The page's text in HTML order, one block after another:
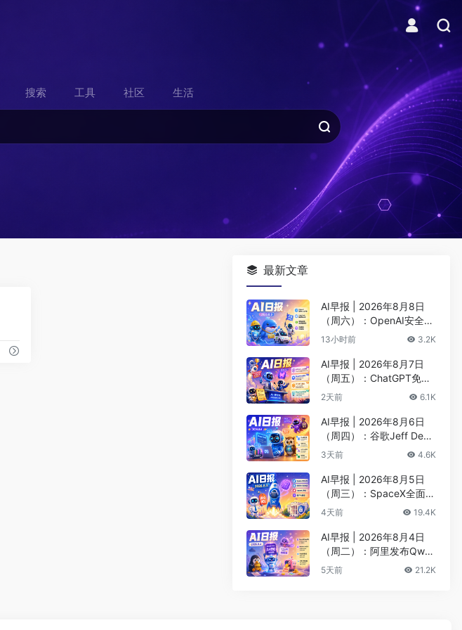
搜索 工具 社区 生活
最新文章
AI早报 | 2026年8月8日
（周六）：OpenAI安全评
估暂停Astra开发、DeepS
资
13小时前 3.2K
AI早报 | 2026年8月7日
（周五）：ChatGPT免费
版升级GPT-5.6 Luna无限
萨比斯卸任CEO
2天前 6.1K
AI早报 | 2026年8月6日
（周四）：谷歌Jeff Dean
创办AI科学公司、Meta发
3天前 4.6K
AI早报 | 2026年8月5日
（周三）：SpaceX全面押
注英伟达布局太空AI、四
4天前 19.4K
AI早报 | 2026年8月4日
（周二）：阿里发布Qwen
3.8-Max旗舰模型、MiniM
5天前 21.2K